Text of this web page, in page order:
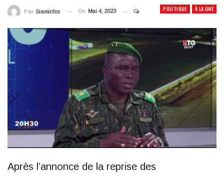
POLITIQUE À LA UNE
Par Siaminfos On Mai 4, 2023
Après l’annonce de la reprise des